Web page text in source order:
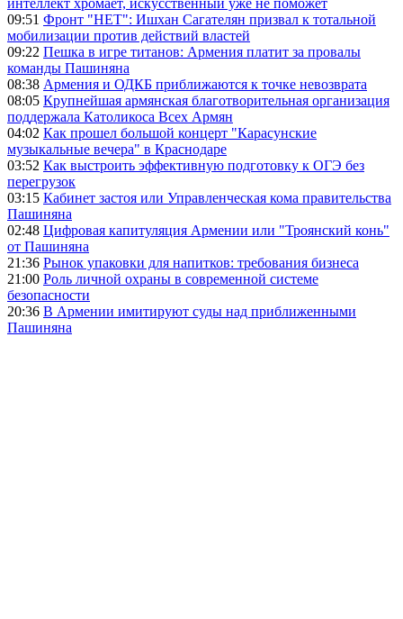
интеллект хромает, искусственный уже не поможет
09:51 Фронт "НЕТ": Ишхан Сагателян призвал к тотальной
мобилизации против действий властей
09:22 Пешка в игре титанов: Армения платит за провалы
команды Пашиняна
08:38 Армения и ОДКБ приближаются к точке невозврата
08:05 Крупнейшая армянская благотворительная организация
поддержала Католикоса Всех Армян
04:02 Как прошел большой концерт "Карасунские
музыкальные вечера" в Краснодаре
03:52 Как выстроить эффективную подготовку к ОГЭ без
перегрузок
03:15 Кабинет застоя или Управленческая кома правительства
Пашиняна
02:48 Цифровая капитуляция Армении или "Троянский конь"
от Пашиняна
21:36 Рынок упаковки для напитков: требования бизнеса
21:00 Роль личной охраны в современной системе
безопасности
20:36 В Армении имитируют суды над приближенными
Пашиняна